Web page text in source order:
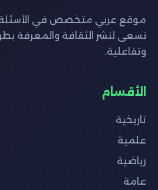
موقع عربي متخصص في الأسئلة
نسعى لنشر الثقافة والمعرفة
وتفاعلية.
الأقسام
تاريخية
علمية
رياضية
عامة